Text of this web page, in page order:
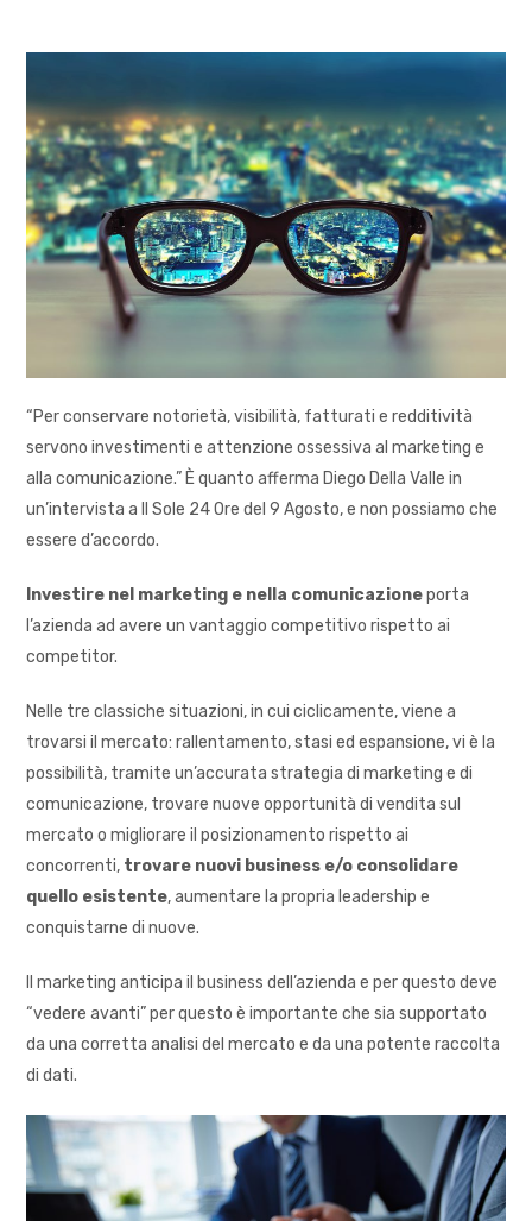
“Per conservare notorietà, visibilità, fatturati e redditività
servono investimenti e attenzione ossessiva al marketing e
alla comunicazione.” È quanto afferma Diego Della Valle in
un’intervista a Il Sole 24 Ore del 9 Agosto, e non possiamo che
essere d’accordo.
Investire nel marketing e nella comunicazioneporta
l’azienda ad avere un vantaggio competitivo rispetto ai
competitor.
Nelle tre classiche situazioni, in cui ciclicamente, viene a
trovarsi il mercato: rallentamento, stasi ed espansione, vi è la
possibilità, tramite un’accurata strategia di marketing e di
comunicazione, trovare nuove opportunità di vendita sul
mercato o migliorare il posizionamento rispetto ai
concorrenti, trovare nuovi business e/o consolidare
quello esistente, aumentare la propria leadership e
conquistarne di nuove.
Il marketing anticipa il business dell’azienda e per questo deve
“vedere avanti” per questo è importante che sia supportato
da una corretta analisi del mercato e da una potente raccolta
di dati.